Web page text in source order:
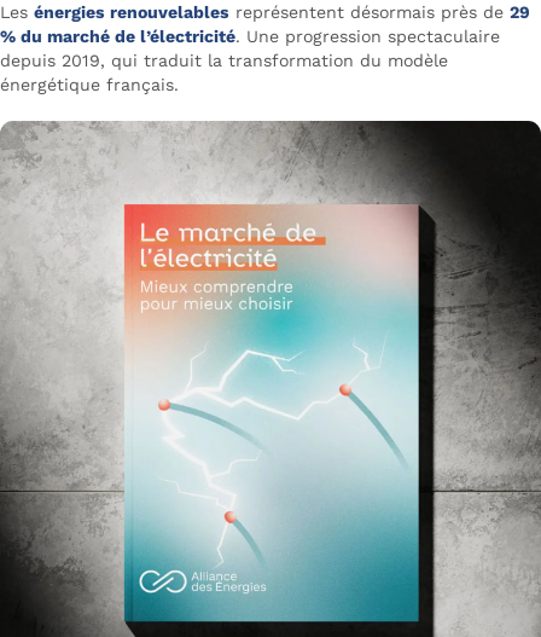
Les énergies renouvelables représentent désormais près de 29
% du marché de l’électricité. Une progression spectaculaire
depuis 2019, qui traduit la transformation du modèle
énergétique français.